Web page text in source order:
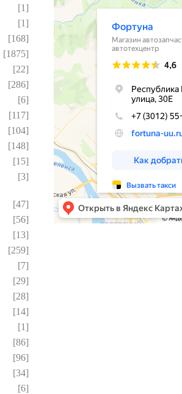
[1]
[1]
[168]
[1875]
[22]
[286]
[6]
[117]
[104]
[148]
[15]
[3]
[47]
[56]
[13]
[259]
[7]
[29]
[28]
[14]
[1]
[86]
[96]
[34]
[6]